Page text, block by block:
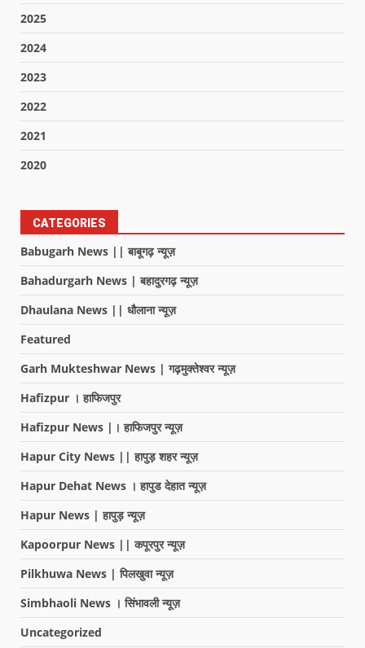
2025
2024
2023
2022
2021
2020
CATEGORIES
Babugarh News || बाबूगढ़ न्यूज़
Bahadurgarh News | बहादुरगढ़ न्यूज़
Dhaulana News || धौलाना न्यूज़
Featured
Garh Mukteshwar News | गढ़मुक्तेश्वर न्यूज़
Hafizpur । हाफिजपुर
Hafizpur News |। हाफिजपुर न्यूज़
Hapur City News || हापुड़ शहर न्यूज़
Hapur Dehat News । हापुड देहात न्यूज़
Hapur News | हापुड़ न्यूज़
Kapoorpur News || कपूरपुर न्यूज़
Pilkhuwa News | पिलखुवा न्यूज़
Simbhaoli News । सिंभावली न्यूज़
Uncategorized